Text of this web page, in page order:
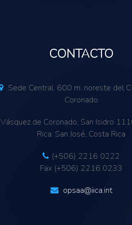
CONTACTO
Sede Central. 600 m. noreste del
Coronado
Vásquez de Coronado, San Isidro
Rica. San José, Costa Rica
(+506) 2216 0222
Fax (+506) 2216 0233
opsaa@iica.int